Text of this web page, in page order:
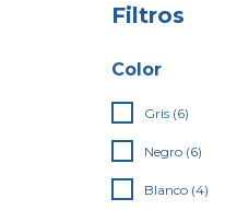
Filtros
Color
Gris (6)
Negro (6)
Blanco (4)